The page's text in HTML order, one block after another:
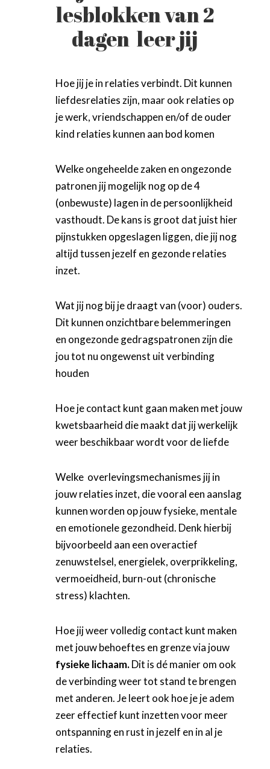
lesblokken van 2
dagen leer jij
Hoe jij je in relaties verbindt. Dit kunnen
liefdesrelaties zijn, maar ook relaties op
je werk, vriendschappen en/of de ouder
kind relaties kunnen aan bod komen
Welke ongeheelde zaken en ongezonde
patronen jij mogelijk nog op de 4
(onbewuste) lagen in de persoonlijkheid
vasthoudt. De kans is groot dat juist hier
pijnstukken opgeslagen liggen, die jij nog
altijd tussen jezelf en gezonde relaties
inzet.
Wat jij nog bij je draagt van (voor) ouders.
Dit kunnen onzichtbare belemmeringen
en ongezonde gedragspatronen zijn die
jou tot nu ongewenst uit verbinding
houden
Hoe je contact kunt gaan maken met jouw
kwetsbaarheid die maakt dat jij werkelijk
weer beschikbaar wordt voor de liefde
Welke overlevingsmechanismes jij in
jouw relaties inzet, die vooral een aanslag
kunnen worden op jouw fysieke, mentale
en emotionele gezondheid. Denk hierbij
bijvoorbeeld aan een overactief
zenuwstelsel, energielek, overprikkeling,
vermoeidheid, burn-out (chronische
stress) klachten.
Hoe jij weer volledig contact kunt maken
met jouw behoeftes en grenze via jouw
fysieke lichaam.Dit is dé manier om ook
de verbinding weer tot stand te brengen
met anderen. Je leert ook hoe je je adem
zeer effectief kunt inzetten voor meer
ontspanning en rust in jezelf en in al je
relaties.